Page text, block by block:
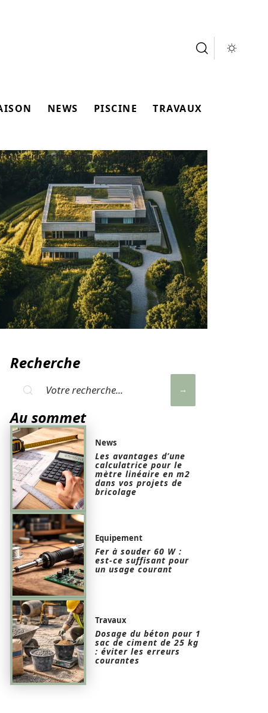
NEWS PISCINE TRAVAUX
bac acier : schéma innovant pour un design
Recherche
Au sommet
News
Les avantages d’une
calculatrice pour le
mètre linéaire en m2
dans vos projets de
bricolage
Equipement
Fer à souder 60 W :
est-ce suffisant pour
un usage courant
Travaux
Dosage du béton pour 1
sac de ciment de 25 kg
: éviter les erreurs
courantes